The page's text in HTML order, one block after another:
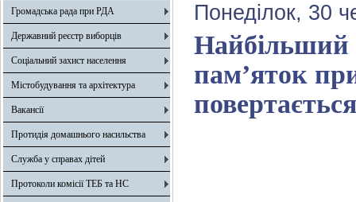
Громадська рада при РДА
Державний реєстр виборців
Соціальний захист населення
Містобудування та архітектура
Вакансії
Протидія домашнього насильства
Служба у справах дітей
Протоколи комісії ТЕБ та НС
Понеділок, 30
Найбільший
пам’яток